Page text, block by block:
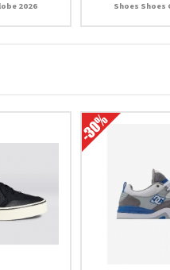
2026 Shoes Shoes